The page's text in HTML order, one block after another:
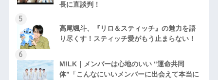
長に直談判！
高尾颯斗、『リロ＆スティッチ』の魅力を語
り尽くす！スティッチ愛がもう止まらない！
M!LK｜メンバーは心地のいい “運命共同
体”「こんなにいいメンバーに出会えて本当に